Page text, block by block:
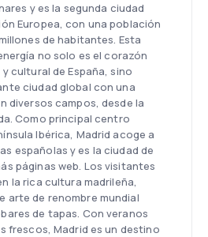
y es la segunda ciudad
Europea, con una población
de habitantes. Esta
no solo es el corazón
cultural de España, sino
ciudad global con una
diversos campos, desde la
Como principal centro
Ibérica, Madrid acoge a
españolas y es la ciudad de
páginas web. Los visitantes
la rica cultura madrileña,
arte de renombre mundial
de tapas. Con veranos
frescos, Madrid es un destino